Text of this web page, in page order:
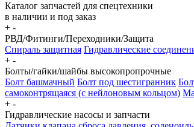
Каталог запчастей для спецтехники
в наличии и под заказ
+ -
РВД/Фитинги/Переходники/Защита
Спираль защитная Гидравлические
+ -
Болты/гайки/шайбы высокопропрочные
Болт башмачный Болт под шестигранник
самоконтрящаяся (с нейлоновым кольцом)
+ -
Гидравлические насосы и запчасти